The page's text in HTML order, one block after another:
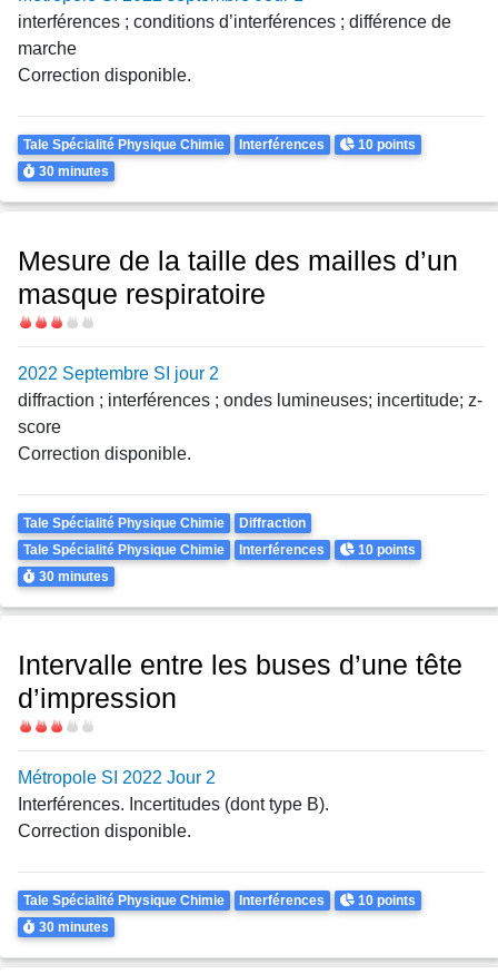
interférences ; conditions d’interférences ; différence de
marche
Correction disponible.
Theme
Tale Spécialité Physique Chimie Interférences Points
10 points
Durée
30 minutes
Mesure de la taille des mailles d’un
masque respiratoire
Difficulté
2022 Septembre SI jour 2
diffraction ; interférences ; ondes lumineuses; incertitude; z-
score
Correction disponible.
Theme
Tale Spécialité Physique Chimie
Diffraction
Tale Spécialité Physique Chimie
Interférences Points
10 points
Durée
30 minutes
Intervalle entre les buses d’une tête
d’impression
Difficulté
Métropole SI 2022 Jour 2
Interférences. Incertitudes (dont type B).
Correction disponible.
Theme
Tale Spécialité Physique Chimie Interférences Points
10 points
Durée
30 minutes